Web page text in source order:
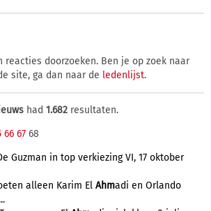
reacties doorzoeken. Ben je op zoek naar
site, ga dan naar de ledenlijst.
had 1.682 resultaten.
66 67 68
Guzman in top verkiezing VI, 17 oktober
alleen Karim El Ahmadi en Orlando